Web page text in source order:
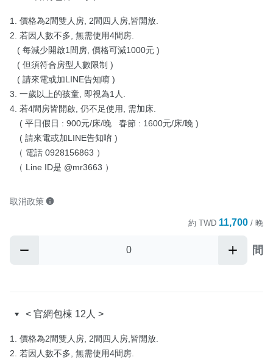
1. 價格為2間雙人房, 2間四人房,皆開放.
2. 若因人數不多, 無需使用4間房.
3. 一歲以上的孩童, 即視為1人.
4. 若4間房皆開啟, 仍不足使用, 需加床.
  （ Line ID是 @mr3663 ）
取消政策
約 TWD 11,700 / 晚
間
< 官網包棟 12人 >
1. 價格為2間雙人房, 2間四人房,皆開放.
2. 若因人數不多, 無需使用4間房.